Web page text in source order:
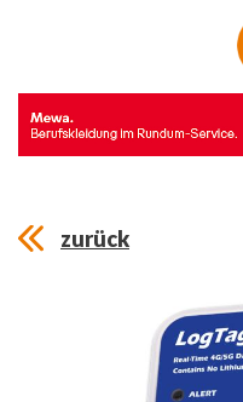
zurück